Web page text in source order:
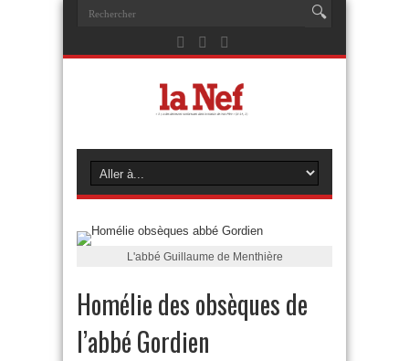
L'abbé Guillaume de Menthière
Homélie des obsèques de
l’abbé Gordien